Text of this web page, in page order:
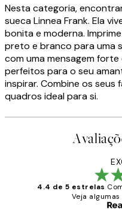
quer que vá neste país."
Nesta categoria,
sueca Linnea Frank. Ela
bonita e moderna.
preto e branco para uma
com uma mensagem
perfeitos para o seu
inspirar. Combine os
quadros ideal para si.
4.4 de 5 estrelas
Veja